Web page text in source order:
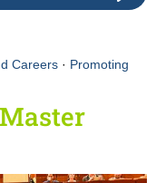
Careers · Promoting